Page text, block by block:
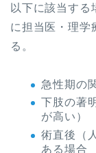
以下に該当する
に担当医・理学
る。
急性期の
下肢の著
が高い）
術直後（
ある場合